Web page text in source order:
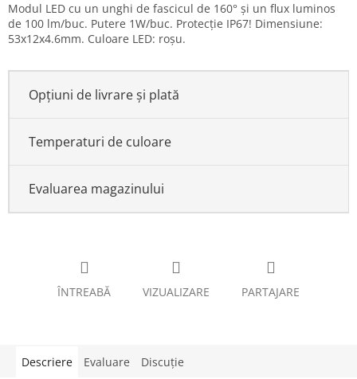
Modul LED cu un unghi de fascicul de 160° și un flux luminos
de 100 lm/buc. Putere 1W/buc. Protecție IP67! Dimensiune:
53x12x4.6mm. Culoare LED: roșu.
Opțiuni de livrare și plată
Temperaturi de culoare
Evaluarea magazinului
ÎNTREABĂ VIZUALIZARE PARTAJARE
Descriere Evaluare Discuţie